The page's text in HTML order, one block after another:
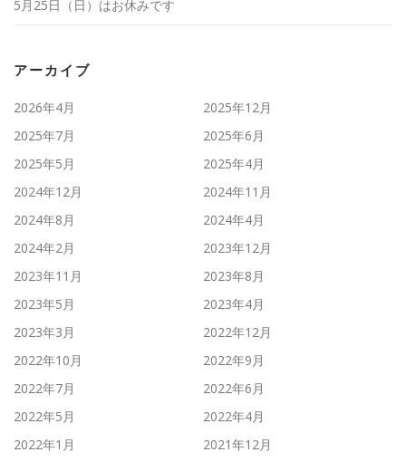
5月25日（日）はお休みです
アーカイブ
2026年4月
2025年12月
2025年7月
2025年6月
2025年5月
2025年4月
2024年12月
2024年11月
2024年8月
2024年4月
2024年2月
2023年12月
2023年11月
2023年8月
2023年5月
2023年4月
2023年3月
2022年12月
2022年10月
2022年9月
2022年7月
2022年6月
2022年5月
2022年4月
2022年1月
2021年12月